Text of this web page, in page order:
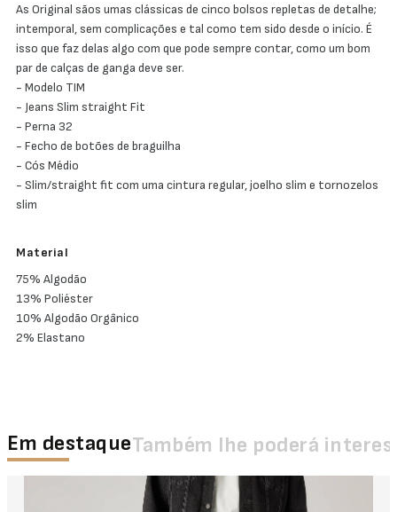
As Original sãos umas clássicas de cinco bolsos repletas de detalhe;
intemporal, sem complicações e tal como tem sido desde o início. É
isso que faz delas algo com que pode sempre contar, como um bom
par de calças de ganga deve ser.
- Modelo TIM
- Jeans Slim straight Fit
- Perna 32
- Fecho de botões de braguilha
- Cós Médio
- Slim/straight fit com uma cintura regular, joelho slim e tornozelos
slim
Material
75% Algodão
13% Poliéster
10% Algodão Orgânico
2% Elastano
Em destaqueTambém lhe poderá